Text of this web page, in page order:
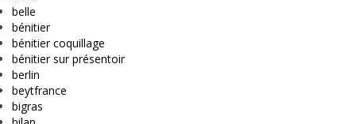
belle
bénitier
bénitier coquillage
bénitier sur présentoir
berlin
beytfrance
bigras